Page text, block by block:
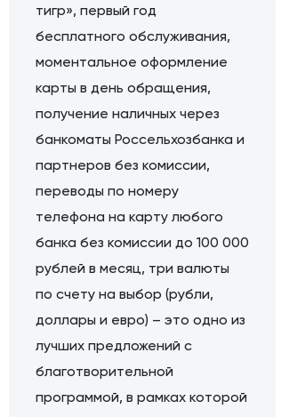
тигр», первый год
бесплатного обслуживания,
моментальное оформление
карты в день обращения,
получение наличных через
банкоматы Россельхозбанка и
партнеров без комиссии,
переводы по номеру
телефона на карту любого
банка без комиссии до 100 000
рублей в месяц, три валюты
по счету на выбор (рубли,
доллары и евро) – это одно из
лучших предложений с
благотворительной
программой, в рамках которой